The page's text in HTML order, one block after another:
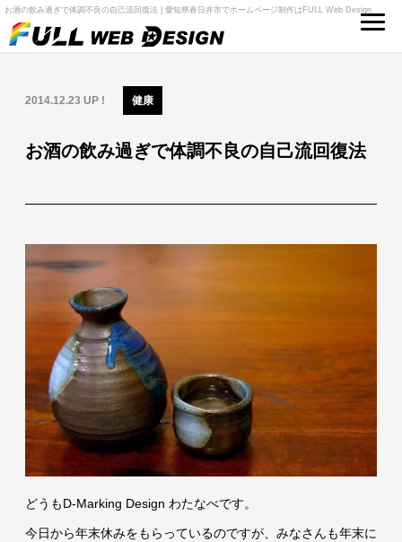
お酒の飲み過ぎで体調不良の自己流回復法 | 愛知県春日井市でホームページ制作はFULL Web Design
2014.12.23 UP ! 健康
お酒の飲み過ぎで体調不良の自己流回復法
どうもD-Marking Design わたなべです。
今日から年末休みをもらっているのですが、みなさんも年末に